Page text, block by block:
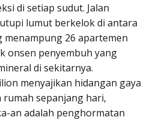
di setiap sudut. Jalan
lumut berkelok di antara
26 apartemen
onsen penyembuh yang
di sekitarnya.
menyajikan hidangan gaya
sepanjang hari,
an adalah penghormatan